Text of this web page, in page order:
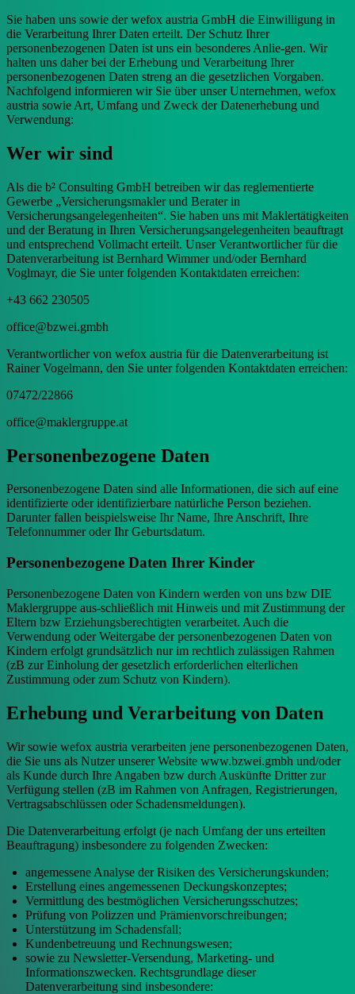
Sie haben uns sowie der wefox austria GmbH die Einwilligung in
die Verarbeitung Ihrer Daten erteilt. Der Schutz Ihrer
personenbezogenen Daten ist uns ein besonderes Anlie-gen. Wir
halten uns daher bei der Erhebung und Verarbeitung Ihrer
personenbezogenen Daten streng an die gesetzlichen Vorgaben.
Nachfolgend informieren wir Sie über unser Unternehmen, wefox
austria sowie Art, Umfang und Zweck der Datenerhebung und
Verwendung:
Wer wir sind
Als die b² Consulting GmbH betreiben wir das reglementierte
Gewerbe „Versicherungsmakler und Berater in
Versicherungsangelegenheiten“. Sie haben uns mit Maklertätigkeiten
und der Beratung in Ihren Versicherungsangelegenheiten beauftragt
und entsprechend Vollmacht erteilt. Unser Verantwortlicher für die
Datenverarbeitung ist Bernhard Wimmer und/oder Bernhard
Voglmayr, die Sie unter folgenden Kontaktdaten erreichen:
+43 662 230505
office@bzwei.gmbh
Verantwortlicher von wefox austria für die Datenverarbeitung ist
Rainer Vogelmann, den Sie unter folgenden Kontaktdaten erreichen:
07472/22866
office@maklergruppe.at
Personenbezogene Daten
Personenbezogene Daten sind alle Informationen, die sich auf eine
identifizierte oder identifizierbare natürliche Person beziehen.
Darunter fallen beispielsweise Ihr Name, Ihre Anschrift, Ihre
Telefonnummer oder Ihr Geburtsdatum.
Personenbezogene Daten Ihrer Kinder
Personenbezogene Daten von Kindern werden von uns bzw DIE
Maklergruppe aus-schließlich mit Hinweis und mit Zustimmung der
Eltern bzw Erziehungsberechtigten verarbeitet. Auch die
Verwendung oder Weitergabe der personenbezogenen Daten von
Kindern erfolgt grundsätzlich nur im rechtlich zulässigen Rahmen
(zB zur Einholung der gesetzlich erforderlichen elterlichen
Zustimmung oder zum Schutz von Kindern).
Erhebung und Verarbeitung von Daten
Wir sowie wefox austria verarbeiten jene personenbezogenen Daten,
die Sie uns als Nutzer unserer Website www.bzwei.gmbh und/oder
als Kunde durch Ihre Angaben bzw durch Auskünfte Dritter zur
Verfügung stellen (zB im Rahmen von Anfragen, Registrierungen,
Vertragsabschlüssen oder Schadensmeldungen).
Die Datenverarbeitung erfolgt (je nach Umfang der uns erteilten
Beauftragung) insbesondere zu folgenden Zwecken:
angemessene Analyse der Risiken des Versicherungskunden;
Erstellung eines angemessenen Deckungskonzeptes;
Vermittlung des bestmöglichen Versicherungsschutzes;
Prüfung von Polizzen und Prämienvorschreibungen;
Unterstützung im Schadensfall;
Kundenbetreuung und Rechnungswesen;
sowie zu Newsletter-Versendung, Marketing- und
Informationszwecken. Rechtsgrundlage dieser
Datenverarbeitung sind insbesondere: